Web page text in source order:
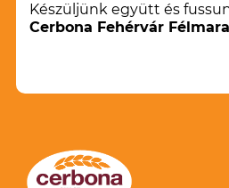
Készüljünk együtt és
Cerbona Fehérvár